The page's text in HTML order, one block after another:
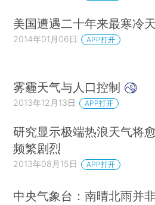
美国遭遇二十年来最寒冷
2014年01月06日 APP打开
雾霾天气与人口控制
2013年12月13日 APP打开
研究显示极端热浪天气将
频繁剧烈
2013年08月15日 APP打开
中央气象台：南晴北雨并